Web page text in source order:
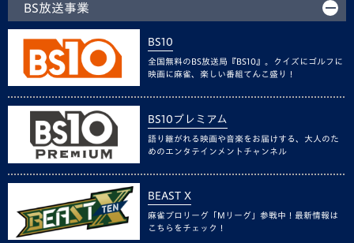
BS放送事業
BS10
全国無料のBS放送局『BS10』。クイズにゴルフに
映画に麻雀、楽しい番組てんこ盛り！
BS10プレミアム
語り継がれる映画や音楽をお届けする、大人のた
めのエンタテインメントチャンネル
BEAST X
麻雀プロリーグ「Mリーグ」参戦中！最新情報は
こちらをチェック！